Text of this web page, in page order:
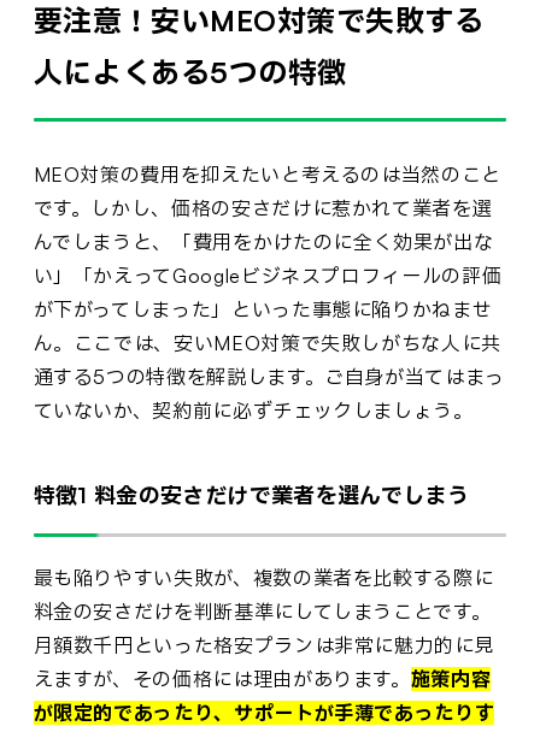
要注意！安いMEO対策で失敗する
人によくある5つの特徴
MEO対策の費用を抑えたいと考えるのは当然のこと
です。しかし、価格の安さだけに惹かれて業者を選
んでしまうと、「費用をかけたのに全く効果が出な
い」「かえってGoogleビジネスプロフィールの評価
が下がってしまった」といった事態に陥りかねませ
ん。ここでは、安いMEO対策で失敗しがちな人に共
通する5つの特徴を解説します。ご自身が当てはまっ
ていないか、契約前に必ずチェックしましょう。
特徴1 料金の安さだけで業者を選んでしまう
最も陥りやすい失敗が、複数の業者を比較する際に
料金の安さだけを判断基準にしてしまうことです。
月額数千円といった格安プランは非常に魅力的に見
えますが、その価格には理由があります。 施策内容
が限定的であったり、サポートが手薄であったりす